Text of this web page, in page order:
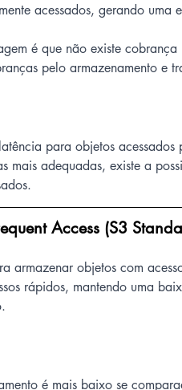
acessados, gerando
é que não existe
pelo armazenamento e
para objetos
mais adequadas, existe a
Access (S3
armazenar objetos com
rápidos, mantendo uma
é mais baixo se